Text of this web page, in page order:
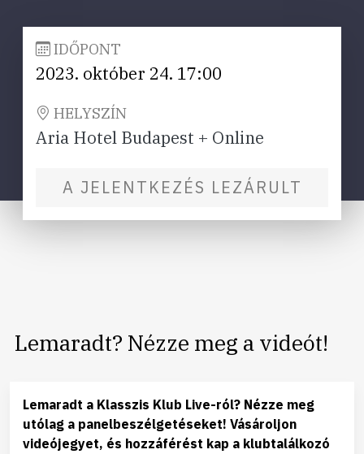
IDŐPONT
2023. október 24. 17:00
HELYSZÍN
Aria Hotel Budapest + Online
A JELENTKEZÉS LEZÁRULT
Lemaradt? Nézze meg a videót!
Lemaradt a Klasszis Klub Live-ról? Nézze meg
utólag a panelbeszélgetéseket! Vásároljon
videójegyet, és hozzáférést kap a klubtalálkozó